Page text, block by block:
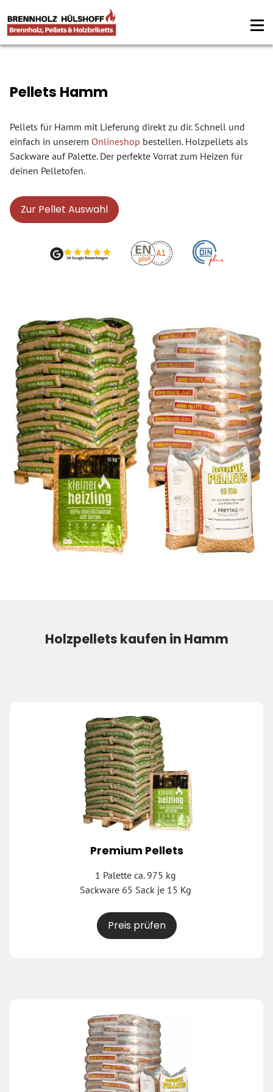
Pellets Hamm
Pellets für Hamm mit Lieferung direkt zu dir. Schnell und
einfach in unserem Onlineshop bestellen. Holzpellets als
Sackware auf Palette. Der perfekte Vorrat zum Heizen für
deinen Pelletofen.
Zur Pellet Auswahl
Holzpellets kaufen in Hamm
Premium Pellets
1 Palette ca. 975 kg
Sackware 65 Sack je 15 Kg
Preis prüfen